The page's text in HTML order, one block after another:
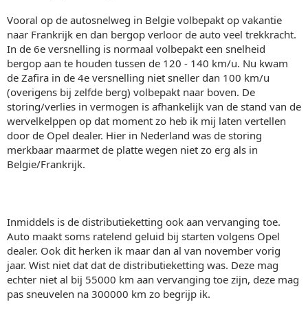
Vooral op de autosnelweg in Belgie volbepakt op vakantie
naar Frankrijk en dan bergop verloor de auto veel trekkracht.
In de 6e versnelling is normaal volbepakt een snelheid
bergop aan te houden tussen de 120 - 140 km/u. Nu kwam
de Zafira in de 4e versnelling niet sneller dan 100 km/u
(overigens bij zelfde berg) volbepakt naar boven. De
storing/verlies in vermogen is afhankelijk van de stand van de
wervelkelppen op dat moment zo heb ik mij laten vertellen
door de Opel dealer. Hier in Nederland was de storing
merkbaar maarmet de platte wegen niet zo erg als in
Belgie/Frankrijk.
Inmiddels is de distributieketting ook aan vervanging toe.
Auto maakt soms ratelend geluid bij starten volgens Opel
dealer. Ook dit herken ik maar dan al van november vorig
jaar. Wist niet dat dat de distributieketting was. Deze mag
echter niet al bij 55000 km aan vervanging toe zijn, deze mag
pas sneuvelen na 300000 km zo begrijp ik.